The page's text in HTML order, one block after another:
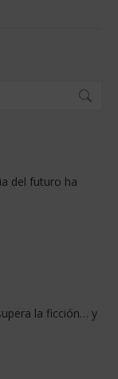
del futuro ha
la ficción… y